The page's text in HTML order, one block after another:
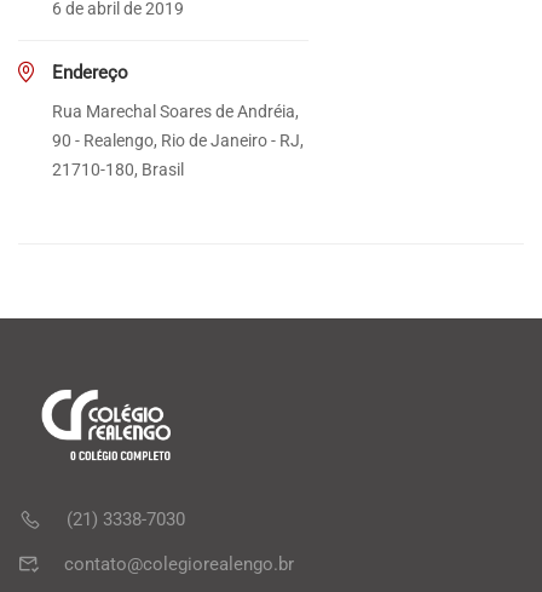
6 de abril de 2019
Endereço
Rua Marechal Soares de Andréia,
90 - Realengo, Rio de Janeiro - RJ,
21710-180, Brasil
(21) 3338-7030
contato@colegiorealengo.br